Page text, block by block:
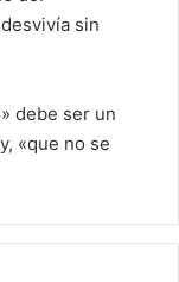
sin
debe ser un
«que no se